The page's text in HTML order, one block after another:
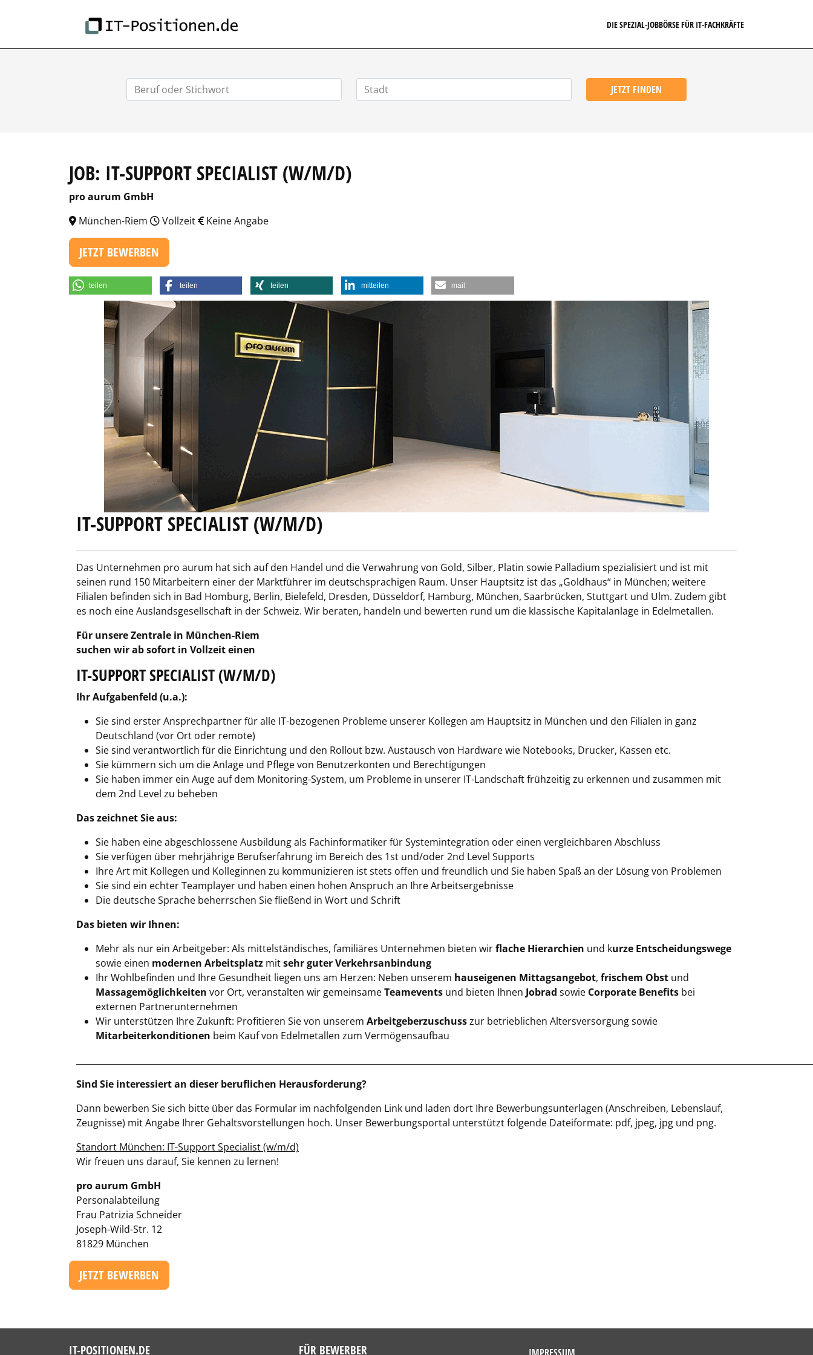
DIE SPEZIAL-JOBBÖRSE FÜR IT-FACHKRÄFTE
JETZT FINDEN
JOB: IT-SUPPORT SPECIALIST (W/M/D)
pro aurum GmbH
München-Riem
Vollzeit Keine Angabe
JETZT BEWERBEN
teilen teilen teilen mitteilen mail
IT-SUPPORT SPECIALIST (W/M/D)
Das Unternehmen pro aurum hat sich auf den Handel und die Verwahrung von Gold, Silber, Platin sowie Palladium spezialisiert und ist mit
seinen rund 150 Mitarbeitern einer der Marktführer im deutschsprachigen Raum. Unser Hauptsitz ist das „Goldhaus“ in München; weitere
Filialen befinden sich in Bad Homburg, Berlin, Bielefeld, Dresden, Düsseldorf, Hamburg, München, Saarbrücken, Stuttgart und Ulm. Zudem gibt
es noch eine Auslandsgesellschaft in der Schweiz. Wir beraten, handeln und bewerten rund um die klassische Kapitalanlage in Edelmetallen.
Für unsere Zentrale in München-Riem
suchen wir ab sofort in Vollzeit einen
IT-SUPPORTSPECIALIST (W/M/D)
Ihr Aufgabenfeld (u.a.):
Sie sind erster Ansprechpartner für alle IT-bezogenen Probleme unserer Kollegen am Hauptsitz in München und den Filialen in ganz
Deutschland (vor Ort oder remote)
Sie sind verantwortlich für die Einrichtung und den Rollout bzw. Austausch von Hardware wie Notebooks, Drucker, Kassen etc.
Sie kümmern sich um die Anlage und Pflege von Benutzerkonten und Berechtigungen
Sie haben immer ein Auge auf dem Monitoring-System, um Probleme in unserer IT-Landschaft frühzeitig zu erkennen und zusammen mit
dem 2nd Level zu beheben
Das zeichnet Sie aus:
Sie haben eine abgeschlossene Ausbildung als Fachinformatiker für Systemintegration oder einen vergleichbaren Abschluss
Sie verfügen über mehrjährige Berufserfahrung im Bereich des 1st und/oder 2nd Level Supports
Ihre Art mit Kollegen und Kolleginnen zu kommunizieren ist stets offen und freundlich und Sie haben Spaß an der Lösung von Problemen
Sie sind ein echter Teamplayer und haben einen hohen Anspruch an Ihre Arbeitsergebnisse
Die deutsche Sprache beherrschen Sie fließend in Wort und Schrift
Das bieten wir Ihnen:
Mehr als nur ein Arbeitgeber: Als mittelständisches, familiäres Unternehmen bieten wirflache Hierarchien und kurze Entscheidungswege
sowie einen modernen Arbeitsplatz mitsehr guter Verkehrsanbindung
Ihr Wohlbefinden und Ihre Gesundheit liegen uns am Herzen: Neben unserem hauseigenen Mittagsangebot, frischem Obst und
Massagemöglichkeiten vor Ort, veranstalten wir gemeinsameTeamevents und bieten Ihnen Jobrad sowie Corporate Benefits bei
externen Partnerunternehmen
Wir unterstützen Ihre Zukunft: Profitieren Sie von unserem Arbeitgeberzuschusszur betrieblichen Altersversorgung sowie
Mitarbeiterkonditionen beim Kauf von Edelmetallen zum Vermögensaufbau
Sind Sie interessiert an dieser beruflichen Herausforderung?
Dann bewerben Sie sich bitte über das Formular im nachfolgenden Link und laden dort Ihre Bewerbungsunterlagen (Anschreiben, Lebenslauf,
Zeugnisse) mit Angabe Ihrer Gehaltsvorstellungen hoch. Unser Bewerbungsportal unterstützt folgende Dateiformate: pdf, jpeg, jpg und png.
Standort München: IT-Support Specialist (w/m/d)
Wir freuen uns darauf, Sie kennen zu lernen!
pro aurum GmbH
Personalabteilung
Frau Patrizia Schneider
Joseph-Wild-Str. 12
81829 München
JETZT BEWERBEN
IT-POSITIONEN.DE FÜR BEWERBER